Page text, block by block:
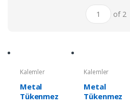
of 2
Kalemler
Metal
Tükenmez
Kalemler
Metal
Tükenmez